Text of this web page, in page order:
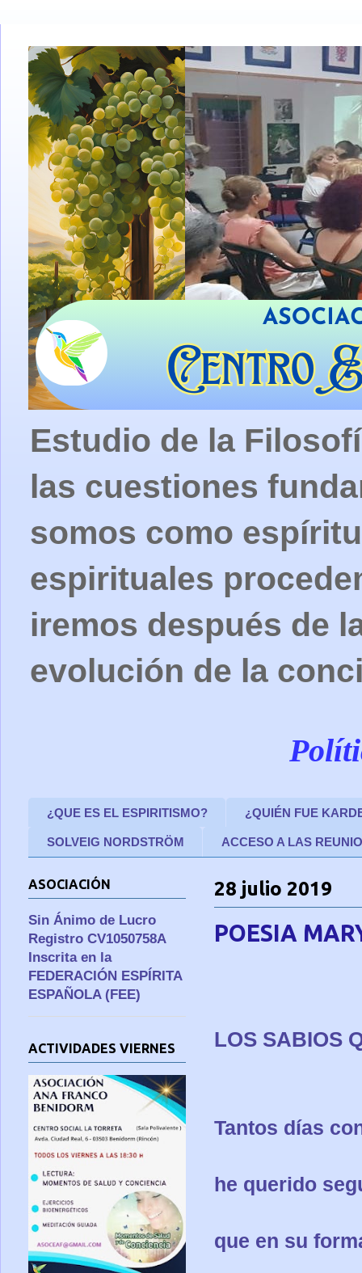
Estudio de la
las cuestiones
somos como
espirituales
iremos después de
evolución de la
¿QUE ES EL ESPIRITISMO? ¿QUIÉN FUE
SOLVEIG NORDSTRÖM ACCESO A LAS
28 julio 2019
POESIA
LOS SABIOS
Tantos días
he querido
que en su
ASOCIACIÓN
Sin Ánimo de Lucro
Registro CV1050758A
Inscrita en la
FEDERACIÓN ESPÍRITA
ESPAÑOLA (FEE)
ACTIVIDADES VIERNES